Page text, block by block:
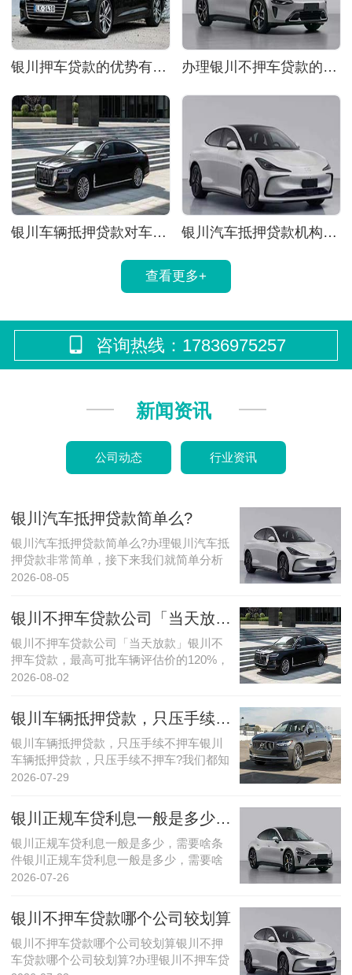
银川押车贷款的优势有哪些? 办理银川不押车贷款的小知识
银川车辆抵押贷款对车辆的要求条件? 银川汽车抵押贷款机构看重哪些方面?
查看更多+
咨询热线：17836975257
新闻资讯
公司动态 行业资讯
银川汽车抵押贷款简单么?
银川汽车抵押贷款简单么?办理银川汽车抵
押贷款非常简单，接下来我们就简单分析
一下。...
2026-08-05
银川不押车贷款公司「当天放款」
银川不押车贷款公司「当天放款」银川不
押车贷款，最高可批车辆评估价的120%，
(一...
2026-08-02
银川车辆抵押贷款，只压手续不押车
银川车辆抵押贷款，只压手续不押车银川
车辆抵押贷款，只压手续不押车?我们都知
道银川...
2026-07-29
银川正规车贷利息一般是多少，需要啥条件
银川正规车贷利息一般是多少，需要啥条
件银川正规车贷利息一般是多少，需要啥
条件?我...
2026-07-26
银川不押车贷款哪个公司较划算
银川不押车贷款哪个公司较划算银川不押
车贷款哪个公司较划算?办理银川不押车贷